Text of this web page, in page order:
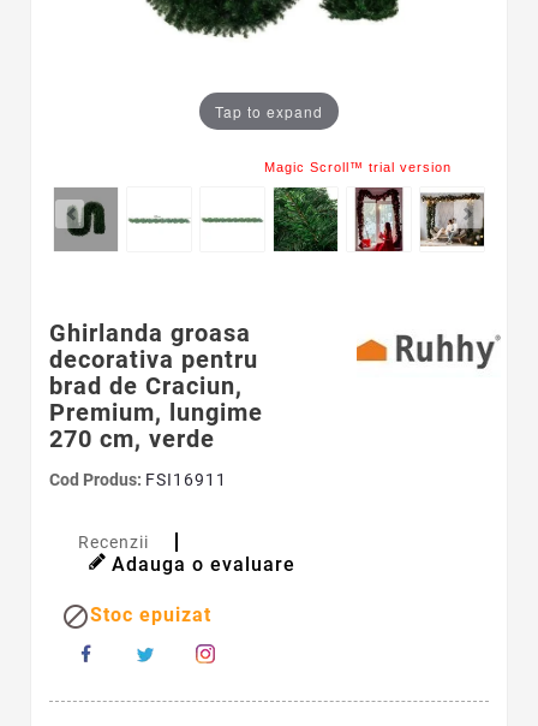
Tap to expand
Magic Scroll™ trial version
Ghirlanda groasa
decorativa pentru
brad de Craciun,
Premium, lungime
270 cm, verde
Cod Produs: FSI16911
Recenzii
Adauga o evaluare
Stoc epuizat